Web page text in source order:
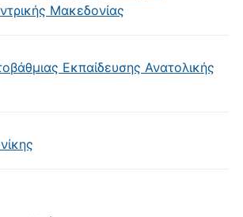
Μακεδονίας
Εκπαίδευσης Ανατολικής